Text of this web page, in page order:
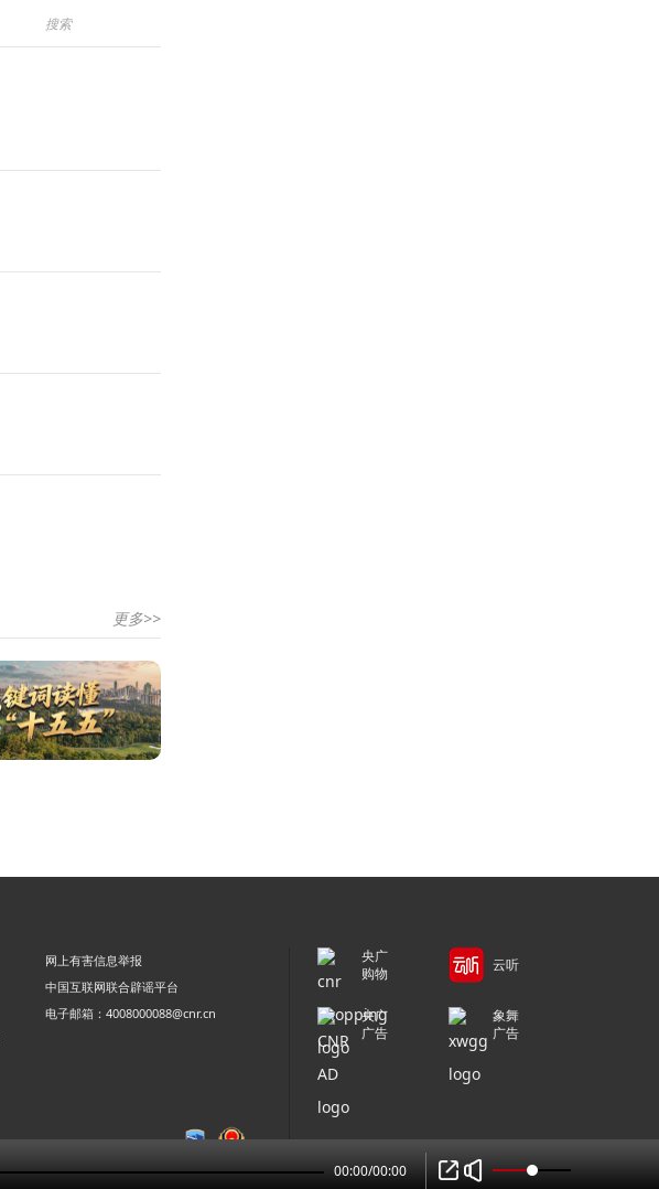
更多>>
网上有害信息举报
中国互联网联合辟谣平台
电子邮箱：4008000088@cnr.cn
央广
购物
云听
央广
广告
象舞
广告
00:00/00:00